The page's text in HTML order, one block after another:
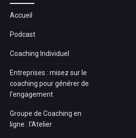
Accueil
Podcast
Coaching Individuel
Entreprises : misez sur le
coaching pour générer de
l’engagement
Groupe de Coaching en
ligne : l’Atelier